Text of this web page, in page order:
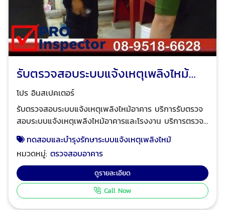
รับตรวจสอบระบบแจ้งเหตุเพลิงไหม้
อาคาร
โปร อินสเปคเตอร์
รับตรวจสอบระบบแจ้งเหตุเพลิงไหม้อาคาร บริการรับตรวจ
สอบระบบแจ้งเหตุเพลิงไหม้อาคารและโรงงาน บริการตรวจ
Fire alarm system ทั้งระบบสำหรับอาคารและโรงงาน
ตรวจสอบและทดสอบพร้อมบำรุงรักษาตู้ควบคุมระบบแจ้ง
เหตุเพลิงไหม้ ตรวจสอบและทำความสะอาดโมดูลระบุ
ตำแหน่ง ตรวจสอบการทำงานตู้กราฟิค Graphic
annunciator ตรวจสวิตช์-ดวงไฟ-สายไฟ ตรวจวิเคราะห์
ทดสอบและบำรุงรักษาระบบแจ้งเหตุเพลิงไหม้
หมวดหมู่:ตรวจสอบอาคาร
ดูรายละเอียด
Call Now